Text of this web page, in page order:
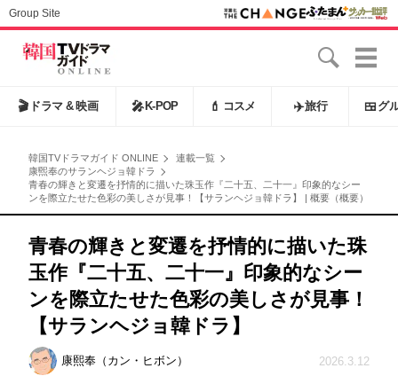
Group Site
🎬 ドラマ & 映画 🎤 K-POP 💄 コスメ ✈️旅行 🍱 グ
韓国TVドラマガイド ONLINE
連載一覧
康煕奉のサランヘジョ韓ドラ
青春の輝きと変遷を抒情的に描いた珠玉作『二十五、二十一』印象的なシー
ンを際立たせた色彩の美しさが見事！【サランヘジョ韓ドラ】 | 概要（概要）
青春の輝きと変遷を抒情的に描いた珠
玉作『二十五、二十一』印象的なシー
ンを際立たせた色彩の美しさが見事！
【サランヘジョ韓ドラ】
康熙奉（カン・ヒボン） 2026.3.12